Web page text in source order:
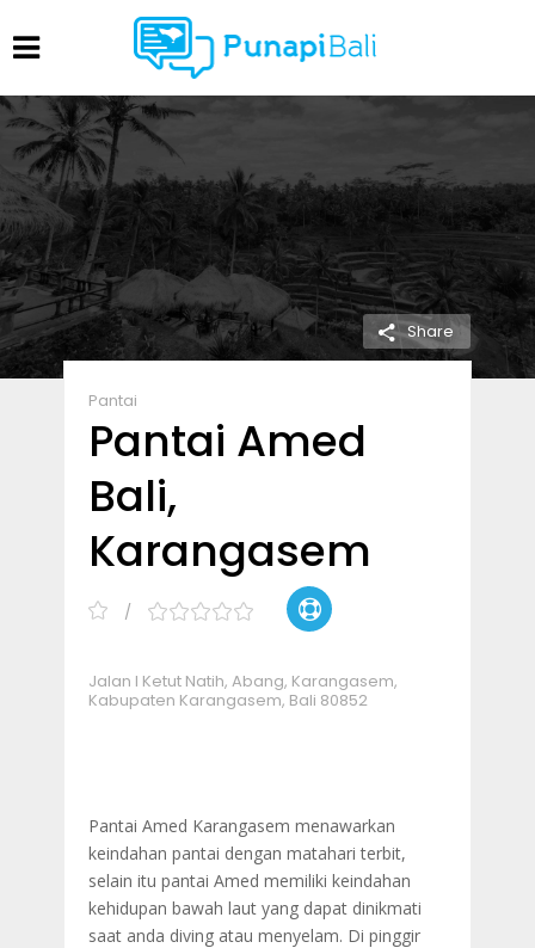
Share
Pantai
Pantai Amed
Bali,
Karangasem
Jalan I Ketut Natih, Abang, Karangasem,
Kabupaten Karangasem, Bali 80852
Pantai Amed Karangasem menawarkan
keindahan pantai dengan matahari terbit,
selain itu pantai Amed memiliki keindahan
kehidupan bawah laut yang dapat dinikmati
saat anda diving atau menyelam. Di pinggir